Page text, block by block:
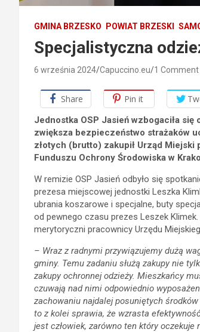
GMINA BRZESKO POWIAT BRZESKI
Specjalistyczna
6 września 2024 Capuccino.eu 1 Comment
Share Pin it
Jednostka OSP Jasień wzbogaciła
zwiększa bezpieczeństwo strażaków
złotych (brutto) zakupił Urząd
Funduszu Ochrony Środowiska w
W remizie OSP Jasień odbyło się
prezesa miejscowej jednostki Leszka
ubrania koszarowe i specjalne, buty
od pewnego czasu prezes Leszek
merytoryczni pracownicy Urzędu
– Wraz z radnymi przywiązujemy dużą
gminy. Temu zadaniu służą zakupy nie
zakupy ochronnej odzieży. Mieszkańcy
czuwają nad nimi odpowiednio
zachowaniu najdalej posuniętych
to z kolei sprawia, że wzrasta
jest człowiek, zarówno ten który